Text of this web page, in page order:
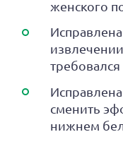
женского
сменить
нижнем